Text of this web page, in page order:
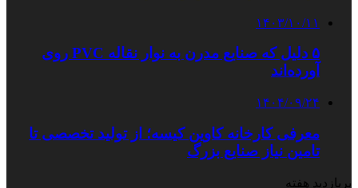
۱۴۰۳/۱۰/۱۱
۵ دلیل که صنایع مدرن به نوار نقاله PVC روی
آورده‌اند
۱۴۰۴/۰۹/۲۴
معرفی کارخانه کاوین کیسه؛ از تولید تخصصی تا
تامین نیاز صنایع بزرگ
پربازدید هفته